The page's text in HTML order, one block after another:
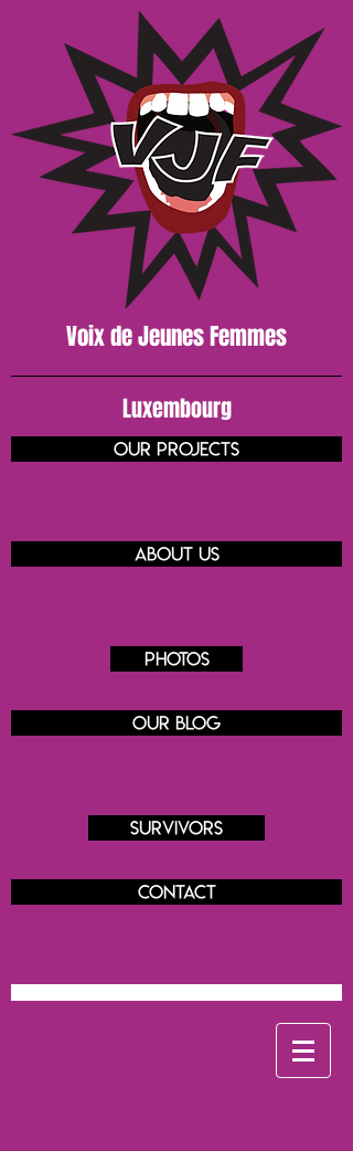
Voix de JeunesFemmes
Luxembourg
our projects
About us
Photos
Our blog
Survivors
Contact